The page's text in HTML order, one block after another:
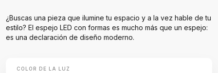
¿Buscas una pieza que ilumine tu espacio y a la vez hable de tu
estilo? El espejo LED con formas es mucho más que un espejo:
es una declaración de diseño moderno.
COLOR DE LA LUZ